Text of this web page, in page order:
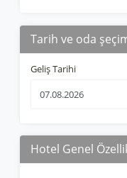
Tarih ve oda
Geliş Tarihi
Hotel Genel